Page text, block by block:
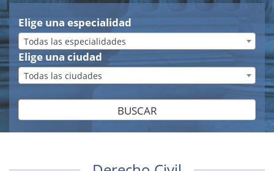
Elige una especialidad
Todas las especialidades
Elige una ciudad
Todas las ciudades
BUSCAR